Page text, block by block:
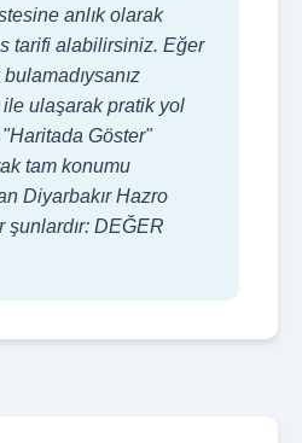
anlık olarak
tarifi alabilirsiniz. Eğer
ulaşarak pratik yol
Göster"
tam konumu
Diyarbakır Hazro
DEĞER